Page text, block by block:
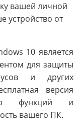
вашей личной
от
10 является
для защиты
и других
версия
функций и
вашего ПК.